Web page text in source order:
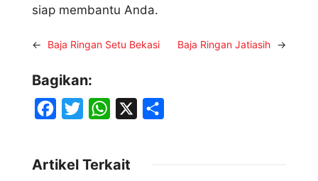
siap membantu Anda.
← Baja Ringan Setu Bekasi Baja Ringan Jatiasih →
Bagikan:
e
t
t
Artikel Terkait